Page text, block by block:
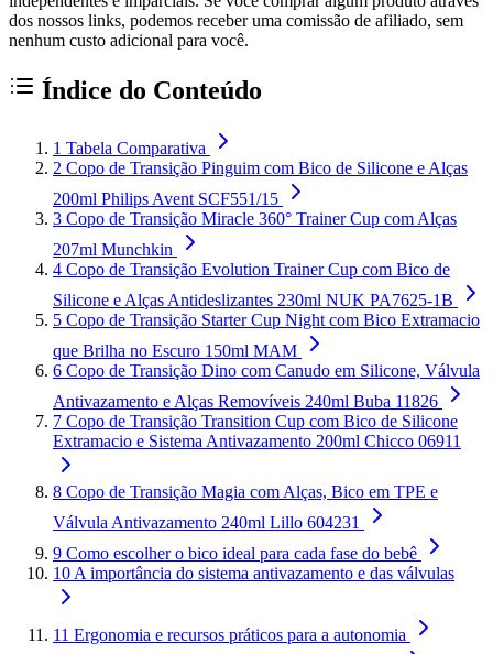
dos nossos links, podemos receber uma comissão de afiliado, sem
nenhum custo adicional para você.
Índice do Conteúdo
1 Tabela Comparativa
2 Copo de Transição Pinguim com Bico de Silicone e Alças
200ml Philips Avent SCF551/15
3 Copo de Transição Miracle 360° Trainer Cup com Alças
207ml Munchkin
4 Copo de Transição Evolution Trainer Cup com Bico de
Silicone e Alças Antideslizantes 230ml NUK PA7625-1B
5 Copo de Transição Starter Cup Night com Bico Extramacio
que Brilha no Escuro 150ml MAM
6 Copo de Transição Dino com Canudo em Silicone, Válvula
Antivazamento e Alças Removíveis 240ml Buba 11826
7 Copo de Transição Transition Cup com Bico de Silicone
Extramacio e Sistema Antivazamento 200ml Chicco 06911
8 Copo de Transição Magia com Alças, Bico em TPE e
Válvula Antivazamento 240ml Lillo 604231
9 Como escolher o bico ideal para cada fase do bebê
10 A importância do sistema antivazamento e das válvulas
11 Ergonomia e recursos práticos para a autonomia